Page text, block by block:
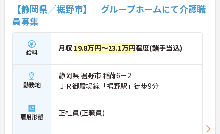
【静岡県／裾野市】 グループホームにて介護職
員募集
給料 月収 19.8万円～23.1万円程度(諸手当込)
勤務地
静岡県 裾野市 稲荷6－2
ＪＲ御殿場線「裾野駅」徒歩9分
雇用形態 正社員(正職員)